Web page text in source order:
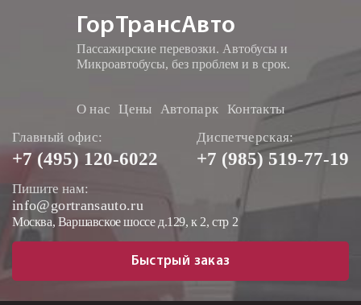
ГорТрансАвто
Пассажирские перевозки. Автобусы и
Микроавтобусы, без проблем и в срок.
О нас Цены Автопарк Контакты
Главный офис:
+7 (495) 120-6022
Диспетчерская:
+7 (985) 519-77-19
Пишите нам:
info@gortransauto.ru
Москва, Варшавское шоссе д.129, к 2, стр 2
Быстрый заказ